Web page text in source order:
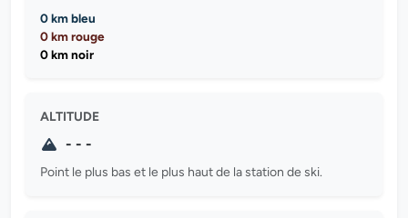
0 km bleu
0 km rouge
0 km noir
ALTITUDE
- - -
Point le plus bas et le plus haut de la station de ski.